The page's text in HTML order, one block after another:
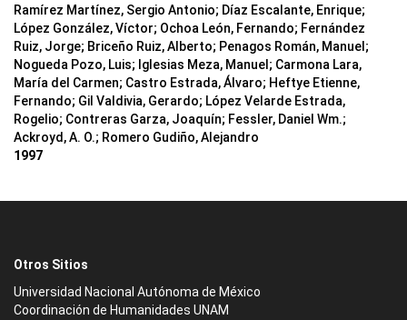
Ramírez Martínez, Sergio Antonio; Díaz Escalante, Enrique;
López González, Víctor; Ochoa León, Fernando; Fernández
Ruiz, Jorge; Briceño Ruiz, Alberto; Penagos Román, Manuel;
Nogueda Pozo, Luis; Iglesias Meza, Manuel; Carmona Lara,
María del Carmen; Castro Estrada, Álvaro; Heftye Etienne,
Fernando; Gil Valdivia, Gerardo; López Velarde Estrada,
Rogelio; Contreras Garza, Joaquín; Fessler, Daniel Wm.;
Ackroyd, A. O.; Romero Gudiño, Alejandro
1997
Otros Sitios
Universidad Nacional Autónoma de México
Coordinación de Humanidades UNAM